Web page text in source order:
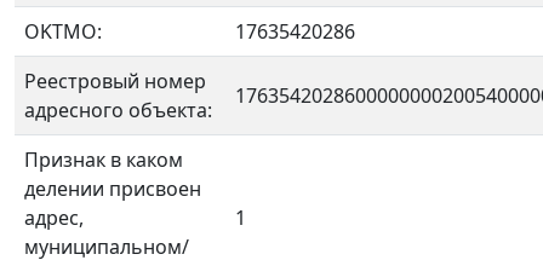
OKTMO:
17635420286
Реестровый номер
адресного объекта:
Признак в каком
делении присвоен
адрес,
муниципальном/
1